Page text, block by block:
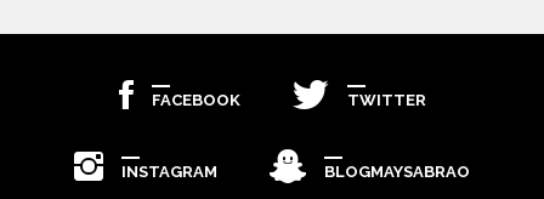
FACEBOOK TWITTER
INSTAGRAM BLOGMAYSABRAO